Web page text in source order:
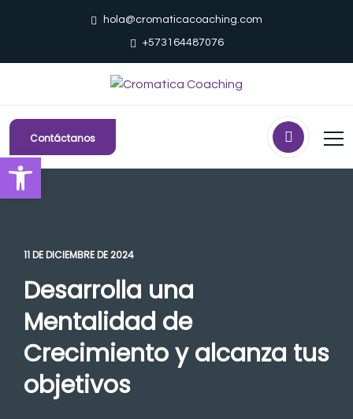
hola@cromaticacoaching.com
+573164487076
Contáctanos
11 DE DICIEMBRE DE 2024
Desarrolla una
Mentalidad de
Crecimiento y alcanza tus
objetivos
Abrir barra de herramientas